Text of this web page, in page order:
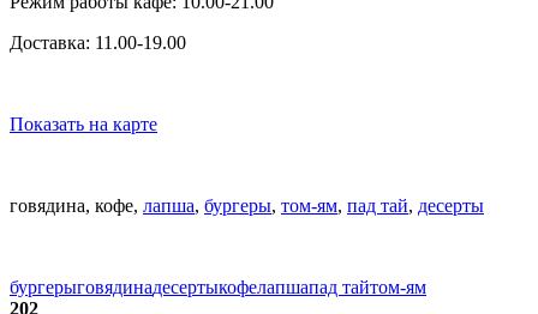
Доставка: 11.00-19.00
Показать на карте
говядина, кофе, лапша, бургеры, том-ям, пад тай, десерты
бургерыговядинадесертыкофелапшапад тайтом-ям
202